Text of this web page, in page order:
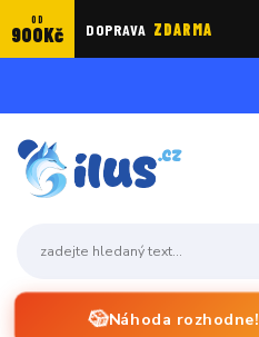
OD
900Kč DOPRAVA ZDARMA
🎲Náhoda rozhodne!